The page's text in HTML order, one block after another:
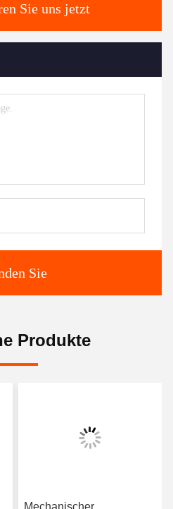
Sie uns jetzt
Sie
Produkte